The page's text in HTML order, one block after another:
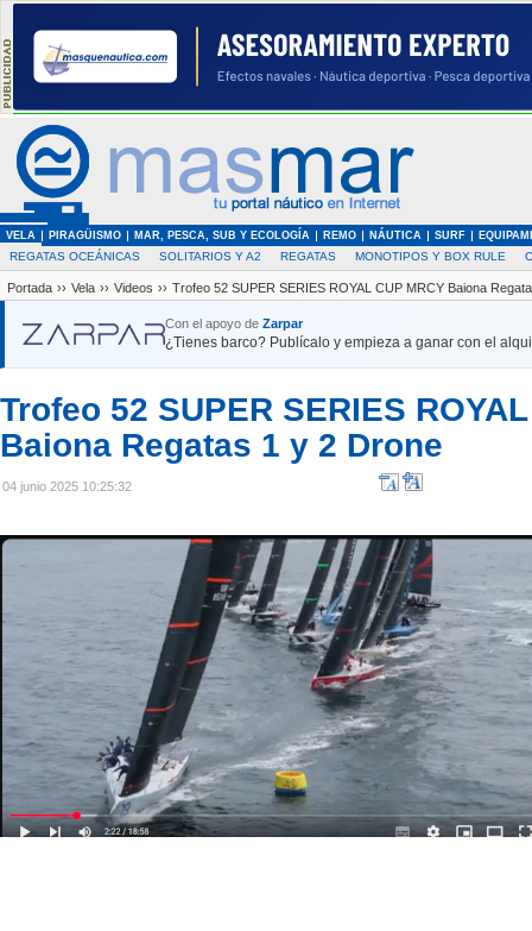
VELA PIRAGÜISMO MAR, PESCA, SUB Y ECOLOGÍA REMO NÁUTICA SURF
REGATAS OCEÁNICAS SOLITARIOS Y A2 REGATAS MONOTIPOS Y BOX RULE
Portada ›› Vela ›› Videos ›› Trofeo 52 SUPER SERIES ROYAL CUP MRCY Baiona
Con el apoyo de Zarpar
¿Tienes barco? Publícalo y empieza a ganar con el
Trofeo 52 SUPER SERIES
Baiona Regatas 1 y 2 Drone
04 junio 2025 10:25:32